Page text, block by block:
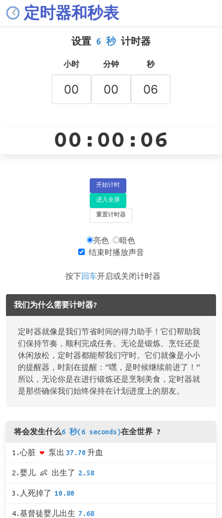
定时器和秒表
设置 6 秒 计时器
小时 分钟 秒
00:00:06
开始计时
进入全屏
重置计时器
亮色
暗色
结束时播放声音
按下 回车开启或关闭计时器
我们为什么需要计时器?
定时器就像是我们节省时间的得力助手！它们帮助我
们保持节奏，顺利完成任务。无论是锻炼、烹饪还是
休闲放松，定时器都能帮我们守时。它们就像是小小
的提醒器，时刻在提醒：“嘿，是时候继续前进了！”
所以，无论你是在进行锻炼还是烹制美食，定时器就
是那些确保我们始终保持在计划进度上的朋友。
将会发生什么6 秒(6 seconds)在全世界 ?
1.心脏 ❤ 泵出 37.70 升血
2.婴儿 👶 出生了 2.58
3.人死掉了 10.80
4.基督徒婴儿出生 7.68